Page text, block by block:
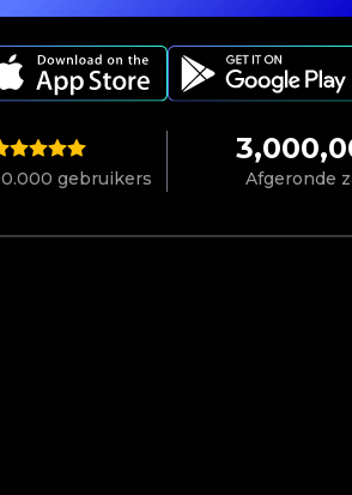
gebruikers Afgeronde